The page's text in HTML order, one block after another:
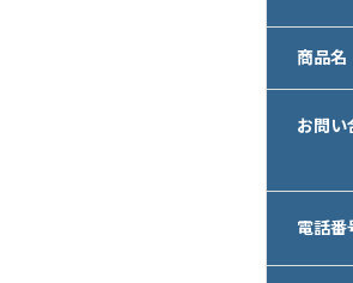
商品名
お問い
電話番